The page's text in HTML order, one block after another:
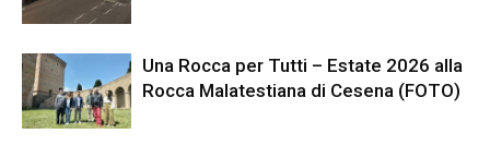
Una Rocca per Tutti – Estate 2026 alla
Rocca Malatestiana di Cesena (FOTO)